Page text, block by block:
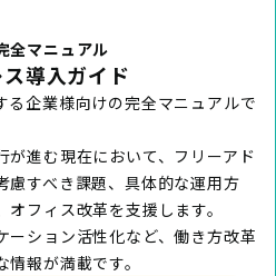
全マニュアル
導入ガイド
る企業様向けの完全マニュアルで
が進む現在において、フリーアド
慮すべき課題、具体的な運用方
フィス改革を支援します。
ーション活性化など、働き方改革
報が満載です。